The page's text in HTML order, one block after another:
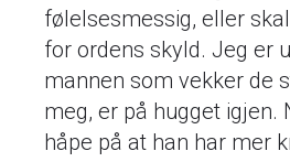
følelsesmessig, eller skal
for ordens skyld. Jeg er
mannen som vekker de
meg, er på hugget igjen.
håpe på at han har mer